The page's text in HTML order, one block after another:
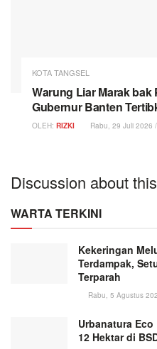
KOTA TANGSEL
Warung Liar Marak bak
Gubernur Banten
OLEH: RIZKI Rabu, 29 Juli 2026
Discussion about
WARTA TERKINI
Kekeringan
Terdampak,
Terparah
Rabu, 5 Agustus
Urbanatura
12 Hektar di